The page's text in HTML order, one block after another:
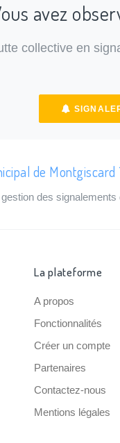
avez
collective en
de Montgiscard
des
La plateforme
A propos
Fonctionnalités
Créer un compte
Partenaires
Contactez-nous
Mentions légales